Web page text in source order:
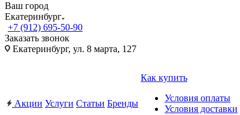
Ваш город
Екатеринбург
+7 (912) 695-50-90
Заказать звонок
Екатеринбург, ул. 8 марта, 127
Акции Услуги Статьи Бренды
Как купить
Условия оплаты
Условия доставки